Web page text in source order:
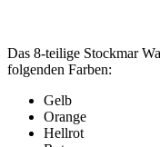
Das 8-teilige Stockmar
folgenden Farben:
Gelb
Orange
Hellrot